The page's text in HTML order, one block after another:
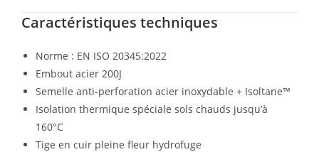
Caractéristiques techniques
Norme : EN ISO 20345:2022
Embout acier 200J
Semelle anti-perforation acier inoxydable + Isoltane™
Isolation thermique spéciale sols chauds jusqu’à
160°C
Tige en cuir pleine fleur hydrofuge